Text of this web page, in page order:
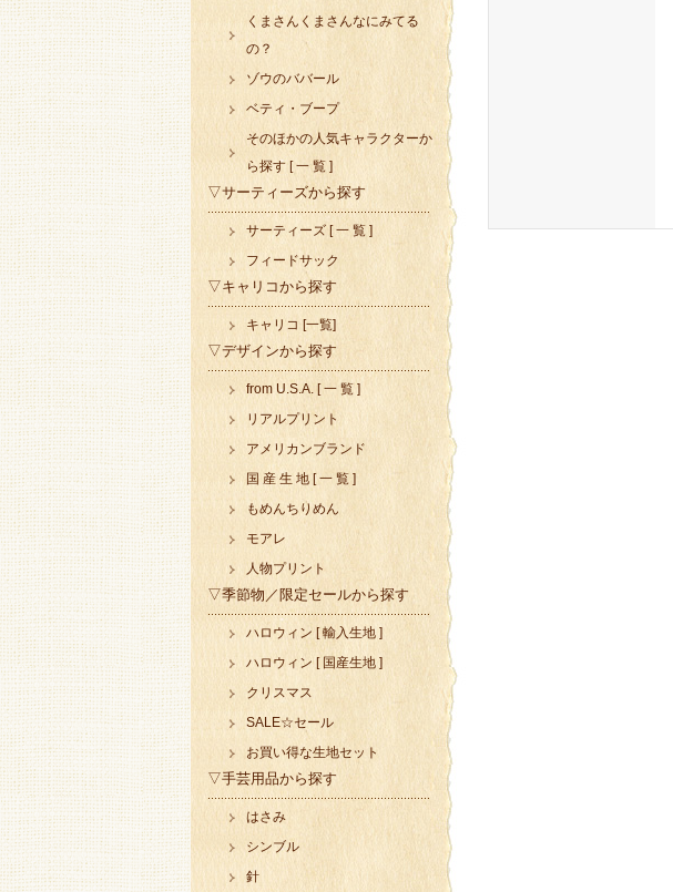
くまさんくまさんなにみてる
の？
ゾウのババール
ベティ・ブープ
そのほかの人気キャラクターか
ら探す [ 一 覧 ]
▽サーティーズから探す
サーティーズ [ 一 覧 ]
フィードサック
▽キャリコから探す
キャリコ [一覧]
▽デザインから探す
from U.S.A. [ 一 覧 ]
リアルプリント
アメリカンブランド
国 産 生 地 [ 一 覧 ]
もめんちりめん
モアレ
人物プリント
▽季節物／限定セールから探す
ハロウィン [ 輸入生地 ]
ハロウィン [ 国産生地 ]
クリスマス
SALE☆セール
お買い得な生地セット
▽手芸用品から探す
はさみ
シンブル
針